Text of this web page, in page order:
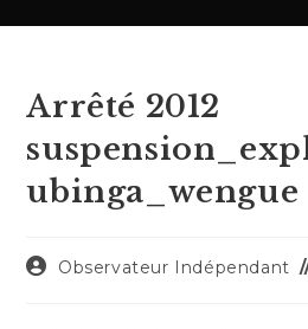
Arrêté 2012
ubinga_wengue
Auteur/autrice
Observateur Indépendant